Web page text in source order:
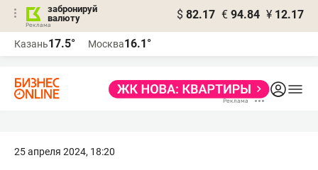
забронируй
валюту
$ 82.17 € 94.84 ¥ 12.17
Казань17.5° Москва16.1°
25 апреля 2024, 18:20